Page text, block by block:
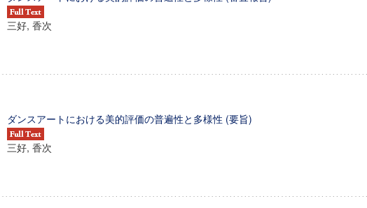
三好, 香次
ダンスアートにおける美的評価の普遍性と多様性 (要旨)
三好, 香次